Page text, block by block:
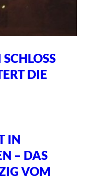
DIE
IN
– DAS
VOM